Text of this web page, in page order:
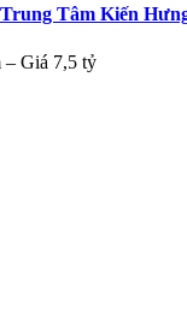
Tâm Kiến
Giá 7,5 tỷ